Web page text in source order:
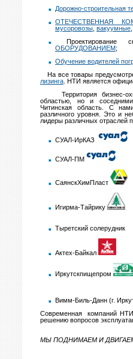
Дорожно-строительная
ОТЕЧЕСТВЕННАЯ
мусоровозы вакуумные
ОБОРУДОВАНИЕМ;
Обучение водителей
На все товары
лизинга НТИ является
Территория бизнес-
областью, но и
Читинская область. С
различного уровня. Это и
лидеры различных отраслей
СУАЛ-ИрКАЗ
СУАЛ-ПМ
СаянскХимПласт
Игирма-Тайрику
Тыретский солерудник
Актех-Байкал
Иркутскпищепром
Вимм-Биль-Данн (г.
Современная компаний НТИ
решению вопросов
МЫ ПОДНИМАЕМ И